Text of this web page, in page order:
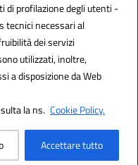
di profilazione degli utenti -
tecnici necessari al
dei servizi
utilizzati, inoltre,
a disposizione da Web
la ns. Cookie Policy.
Accettare tutto
Solution S.r.l.
Italia